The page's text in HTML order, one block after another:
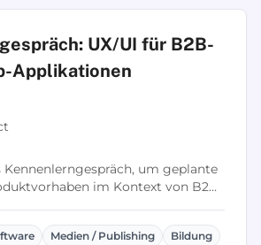
UX/UI für B2B-
Applikationen
um geplante
im Kontext von B2B-
erstes Verständnis...
Medien / Publishing
Bildung